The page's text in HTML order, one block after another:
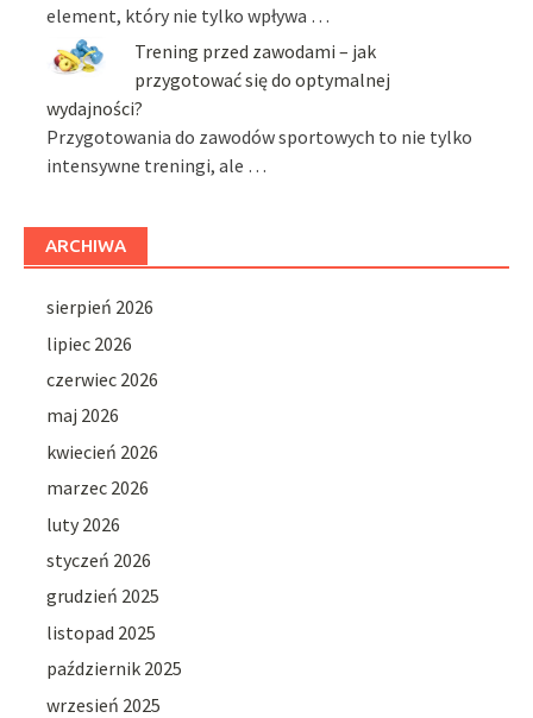
element, który nie tylko wpływa …
Trening przed zawodami – jak
przygotować się do optymalnej
wydajności?
Przygotowania do zawodów sportowych to nie tylko
intensywne treningi, ale …
ARCHIWA
sierpień 2026
lipiec 2026
czerwiec 2026
maj 2026
kwiecień 2026
marzec 2026
luty 2026
styczeń 2026
grudzień 2025
listopad 2025
październik 2025
wrzesień 2025